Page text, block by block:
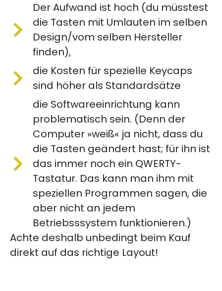
Der Aufwand ist hoch (du müsstest
die Tasten mit Umlauten im selben
Design/vom selben Hersteller
finden),
die Kosten für spezielle Keycaps
sind höher als Standardsätze
die Softwareeinrichtung kann
problematisch sein. (Denn der
Computer »weiß« ja nicht, dass du
die Tasten geändert hast; für ihn ist
das immer noch ein QWERTY-
Tastatur. Das kann man ihm mit
speziellen Programmen sagen, die
aber nicht an jedem
Betriebsssystem funktionieren.)
Achte deshalb unbedingt beim Kauf
direkt auf das richtige Layout!